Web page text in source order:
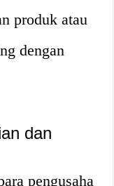
produk atau
dengan
dan
pengusaha